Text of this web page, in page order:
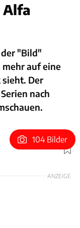
Alfa
"Bild"
mehr auf eine
sieht. Der
nach
ServusTV / Neumayr / Leo
104 Bilder
ANZEIGE